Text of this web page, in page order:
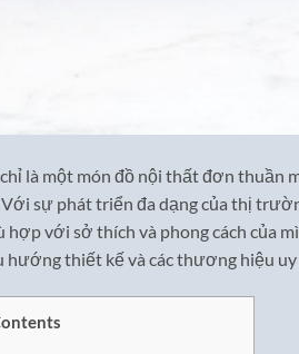
là một món đồ nội thất đơn thuần
Với sự phát triển đa dạng của thị
với sở thích và phong cách của
hướng thiết kế và các thương hiệu uy